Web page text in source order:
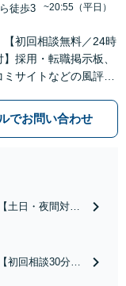
徒歩3
~20:55（平日）
【初回相談無料／24時
採用・転職掲示板、
サイトなどの風評被
ず相談可。可能な限り
けつけサポート【労
でお問い合わせ
【土日・夜間対応
れたら、サインす
【初回相談30分無